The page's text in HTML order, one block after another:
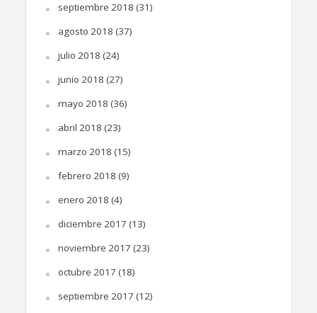
septiembre 2018 (31)
agosto 2018 (37)
julio 2018 (24)
junio 2018 (27)
mayo 2018 (36)
abril 2018 (23)
marzo 2018 (15)
febrero 2018 (9)
enero 2018 (4)
diciembre 2017 (13)
noviembre 2017 (23)
octubre 2017 (18)
septiembre 2017 (12)